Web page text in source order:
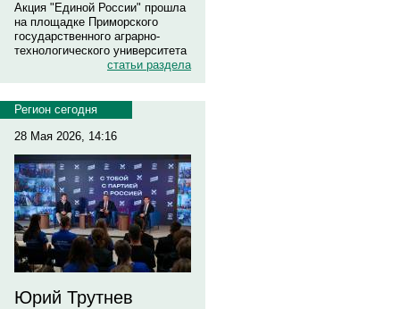
Акция "Единой России" прошла
на площадке Приморского
государственного аграрно-
технологического университета
статьи раздела
Регион сегодня
28 Мая 2026, 14:16
Юрий Трутнев